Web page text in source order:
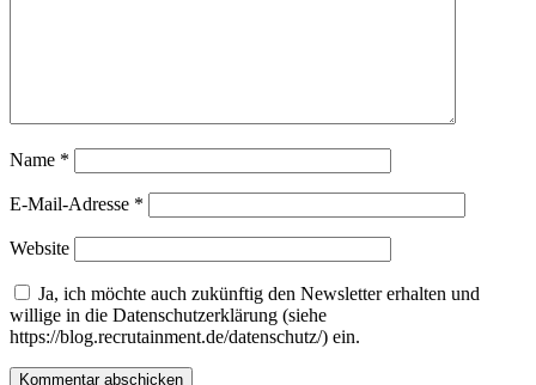
Name *
E-Mail-Adresse *
Website
Ja, ich möchte auch zukünftig den Newsletter erhalten und
willige in die Datenschutzerklärung (siehe
https://blog.recrutainment.de/datenschutz/) ein.